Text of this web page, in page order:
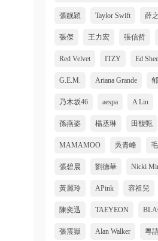
張靓穎 Taylor Swift 薛
張傑 王力宏 張信哲
Red Velvet ITZY Ed
G.E.M. Ariana Grande
乃木坂46 aespa A Lin
孫燕姿 楊丞琳 田馥甄
MAMAMOO 吳青峰
張碧晨 劉德華 Nicki
黃麗玲 APink 容祖兒
陳奕迅 TAEYEON
張震嶽 Alan Walker 粵